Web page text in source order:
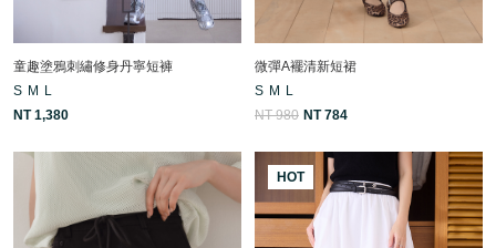
童趣塗鴉刺繡修身丹寧短褲
S M
L
NT 1,380
微彈A襬清新短裙
S M
L
NT 980 NT 784
HOT